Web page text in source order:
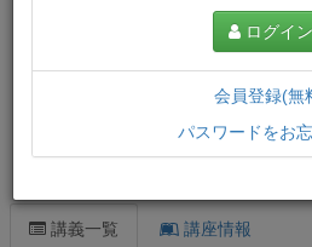
講義一覧 講座情報
ログイン
会員登録(無
パスワードをお